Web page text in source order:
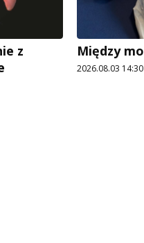
z
Między
2026.08.03 14:30